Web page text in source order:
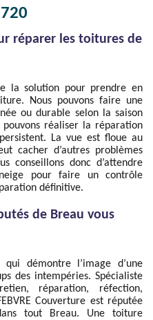
réparer les toitures de
la solution pour prendre en
Nous pouvons faire une
ou durable selon la saison
pouvons réaliser la réparation
La vue est floue au
cacher d’autres problèmes
conseillons donc d’attendre
pour faire un contrôle
définitive.
de Breau vous
démontre l’image d’une
des intempéries. Spécialiste
réparation, réfection,
Couverture est réputée
tout Breau. Une toiture